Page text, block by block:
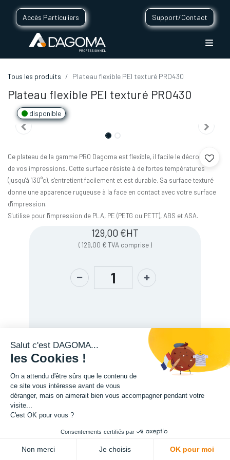
Accès Particuliers Support/Contact
Tous les produits Plateau flexible PEI texturé PRO430
Plateau flexible PEI texturé PRO430
disponible
Ce plateau de la gamme PRO Dagoma est flexible, il facile le décrochage
de vos impressions. Cette surface résiste à de fortes températures
(jusqu'à 130°c), s'entretient facilement et est durable. Sa surface texturé
donne une apparence rugueuse à la face en contact avec votre surface
d'impression.
S'utilise pour l'impression de PLA, PE (PETG ou PETT), ABS et ASA.
129,00 €HT
( 129,00 € TVA comprise )
Description
Salut c'est DAGOMA...
les Cookies !
On a attendu d'être sûrs que le contenu de
ce site vous intéresse avant de vous
déranger, mais on aimerait bien vous accompagner pendant votre
visite...
C'est OK pour vous ?
Consentements certifiés par
Non merci Je choisis OK pour moi